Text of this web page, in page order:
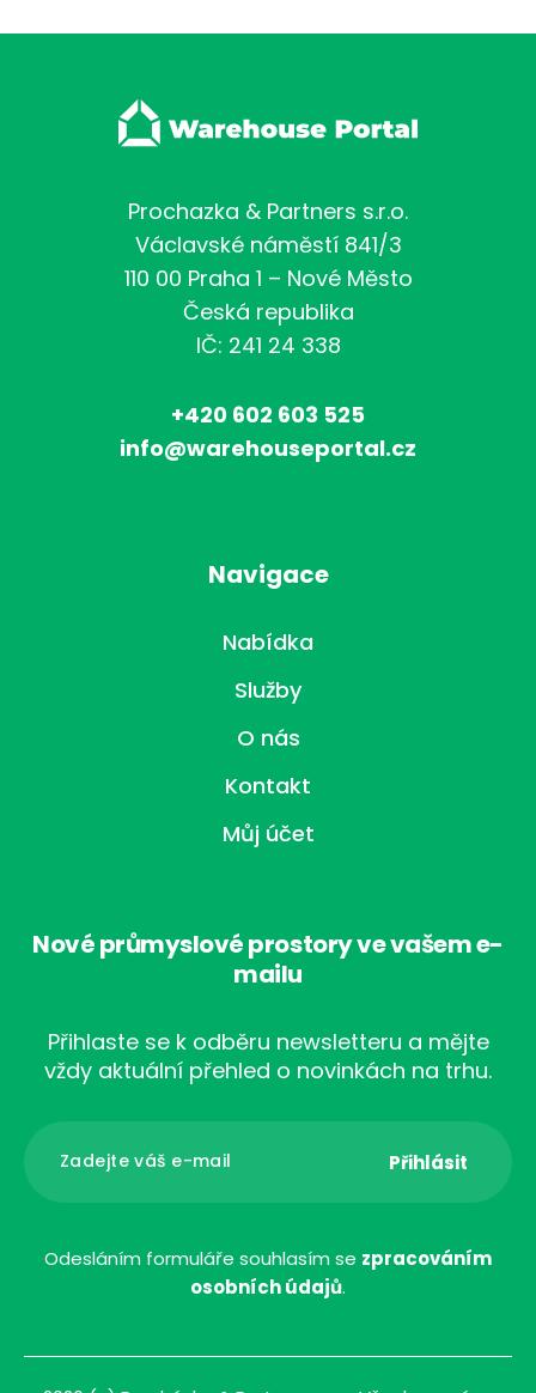
Prochazka & Partners s.r.o.
Václavské náměstí 841/3
110 00 Praha 1 – Nové Město
Česká republika
IČ: 241 24 338
+420 602 603 525
info@warehouseportal.cz
Navigace
Nabídka
Služby
O nás
Kontakt
Můj účet
Nové průmyslové prostory ve vašem e-
mailu
Přihlaste se k odběru newsletteru a mějte
vždy aktuální přehled o novinkách na trhu.
Odesláním formuláře souhlasím se zpracováním
osobních údajů.